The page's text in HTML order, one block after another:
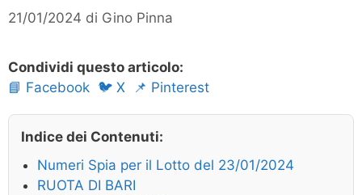
21/01/2024 di Gino Pinna
Condividi questo articolo:
📘 Facebook 🐦 X 📌 Pinterest
Indice dei Contenuti:
Numeri Spia per il Lotto del 23/01/2024
RUOTA DI BARI